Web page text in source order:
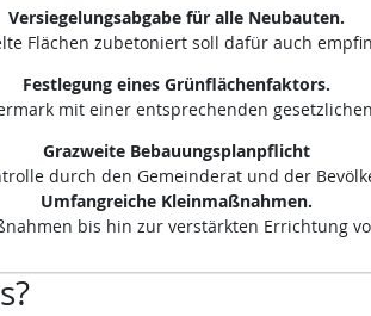
Versiegelungsabgabe für alle Neubauten.
Flächen zubetoniert soll dafür auch
Festlegung eines Grünflächenfaktors.
mit einer entsprechenden
Grazweite Bebauungsplanpflicht
durch den Gemeinderat und der
Umfangreiche Kleinmaßnahmen.
bis hin zur verstärkten Errichtung